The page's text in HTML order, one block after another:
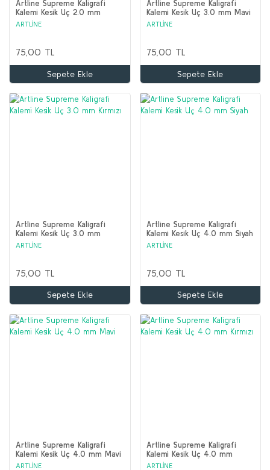
Artline Supreme Kaligrafi
Kalemi Kesik Uç 2.0 mm
Kırmızı
ARTLİNE
75,00 TL
Sepete Ekle
Artline Supreme Kaligrafi
Kalemi Kesik Uç 3.0 mm Mavi
ARTLİNE
75,00 TL
Sepete Ekle
Artline Supreme Kaligrafi
Kalemi Kesik Uç 3.0 mm
Kırmızı
ARTLİNE
75,00 TL
Sepete Ekle
Artline Supreme Kaligrafi
Kalemi Kesik Uç 4.0 mm Siyah
ARTLİNE
75,00 TL
Sepete Ekle
Artline Supreme Kaligrafi
Kalemi Kesik Uç 4.0 mm Mavi
ARTLİNE
Artline Supreme Kaligrafi
Kalemi Kesik Uç 4.0 mm
Kırmızı
ARTLİNE